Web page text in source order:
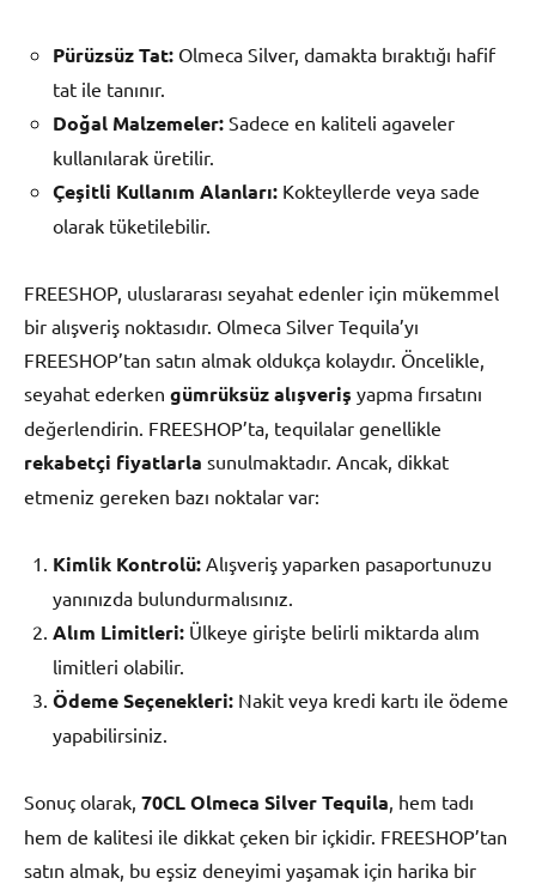
Pürüzsüz Tat: Olmeca Silver, damakta bıraktığı hafif
tat ile tanınır.
Doğal Malzemeler: Sadece en kaliteli agaveler
kullanılarak üretilir.
Çeşitli Kullanım Alanları: Kokteyllerde veya sade
olarak tüketilebilir.
FREESHOP, uluslararası seyahat edenler için mükemmel
bir alışveriş noktasıdır. Olmeca Silver Tequila’yı
FREESHOP’tan satın almak oldukça kolaydır. Öncelikle,
seyahat ederken gümrüksüz alışveriş yapma fırsatını
değerlendirin. FREESHOP’ta, tequilalar genellikle
rekabetçi fiyatlarla sunulmaktadır. Ancak, dikkat
etmeniz gereken bazı noktalar var:
Kimlik Kontrolü: Alışveriş yaparken pasaportunuzu
yanınızda bulundurmalısınız.
Alım Limitleri: Ülkeye girişte belirli miktarda alım
limitleri olabilir.
Ödeme Seçenekleri: Nakit veya kredi kartı ile ödeme
yapabilirsiniz.
Sonuç olarak, 70CL Olmeca Silver Tequila, hem tadı
hem de kalitesi ile dikkat çeken bir içkidir. FREESHOP’tan
satın almak, bu eşsiz deneyimi yaşamak için harika bir